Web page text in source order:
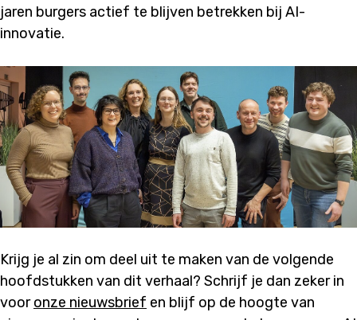
jaren burgers actief te blijven betrekken bij AI-
innovatie.
Krijg je al zin om deel uit te maken van de volgende
hoofdstukken van dit verhaal? Schrijf je dan zeker in
vooronze nieuwsbrief en blijf op de hoogte van